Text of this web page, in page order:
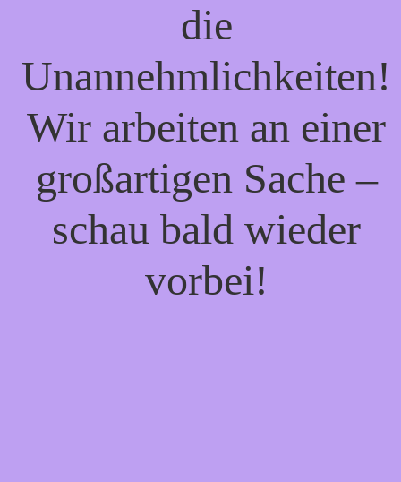
die
Unannehmlichkeiten!
Wir arbeiten an einer
großartigen Sache –
schau bald wieder
vorbei!